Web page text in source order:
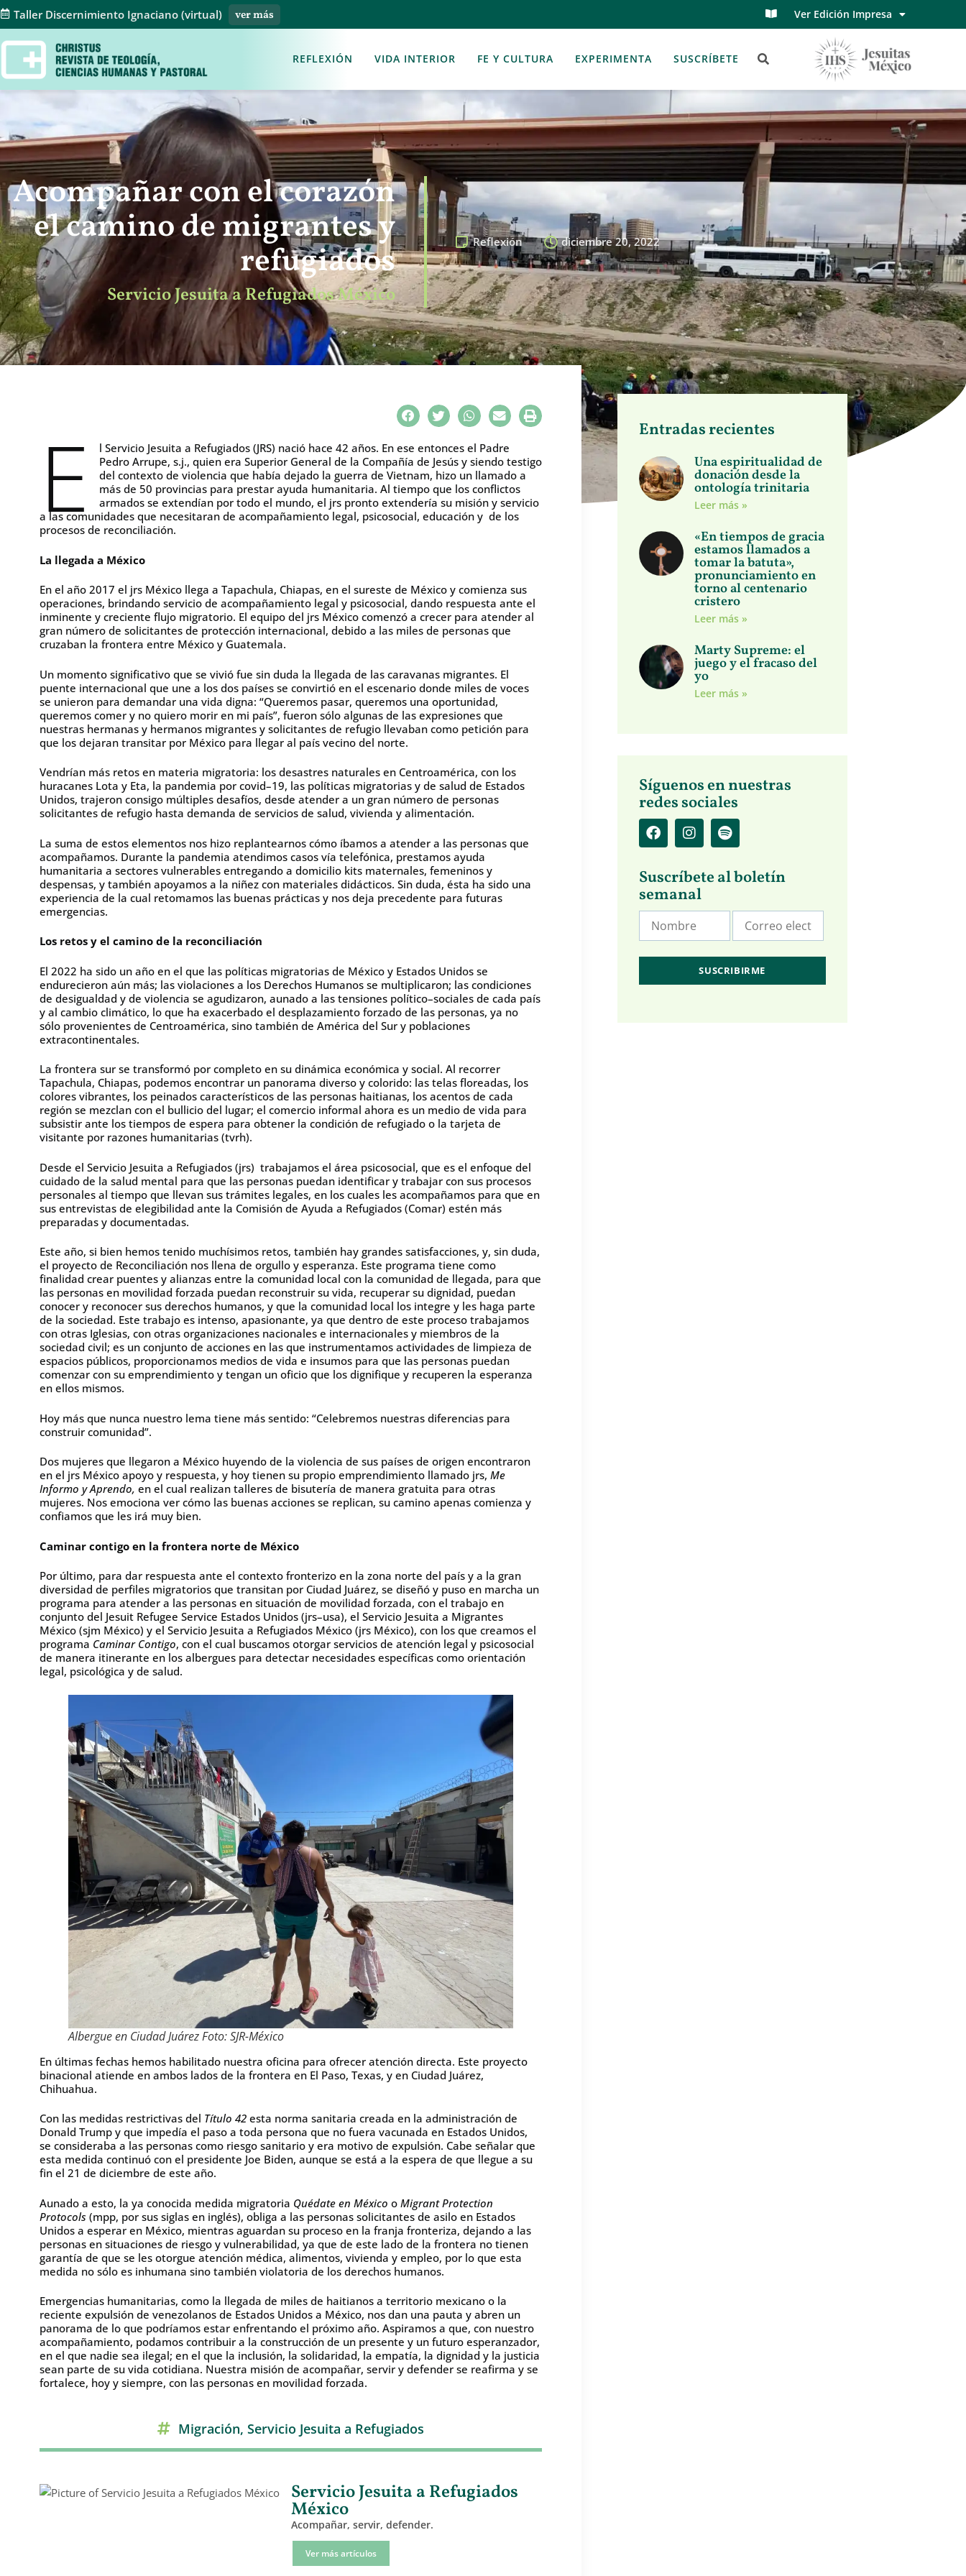
Taller Discernimiento Ignaciano (virtual) ver más Ver Edición Impresa
REFLEXIÓN VIDA INTERIOR FE Y CULTURA EXPERIMENTA SUSCRÍBETE
Acompañar con el corazón
el camino de migrantes y
refugiados
Servicio Jesuita a Refugiados México
Reflexión diciembre 20, 2022
E
l Servicio Jesuita a Refugiados (JRS) nació hace 42 años. En ese entonces el Padre
Pedro Arrupe, s.j., quien era Superior General de la Compañía de Jesús y siendo testigo
del contexto de violencia que había dejado la guerra de Vietnam, hizo un llamado a
más de 50 provincias para prestar ayuda humanitaria. Al tiempo que los conflictos
armados se extendían por todo el mundo, el jrs pronto extendería su misión y servicio
a las comunidades que necesitaran de acompañamiento legal, psicosocial, educación y de los
procesos de reconciliación.
La llegada a México
En el año 2017 el jrs México llega a Tapachula, Chiapas, en el sureste de México y comienza sus
operaciones, brindando servicio de acompañamiento legal y psicosocial, dando respuesta ante el
inminente y creciente flujo migratorio. El equipo del jrs México comenzó a crecer para atender al
gran número de solicitantes de protección internacional, debido a las miles de personas que
cruzaban la frontera entre México y Guatemala.
Un momento significativo que se vivió fue sin duda la llegada de las caravanas migrantes. El
puente internacional que une a los dos países se convirtió en el escenario donde miles de voces
se unieron para demandar una vida digna: “Queremos pasar, queremos una oportunidad,
queremos comer y no quiero morir en mi país”, fueron sólo algunas de las expresiones que
nuestras hermanas y hermanos migrantes y solicitantes de refugio llevaban como petición para
que los dejaran transitar por México para llegar al país vecino del norte.
Vendrían más retos en materia migratoria: los desastres naturales en Centroamérica, con los
huracanes Lota y Eta, la pandemia por covid–19, las políticas migratorias y de salud de Estados
Unidos, trajeron consigo múltiples desafíos, desde atender a un gran número de personas
solicitantes de refugio hasta demanda de servicios de salud, vivienda y alimentación.
La suma de estos elementos nos hizo replantearnos cómo íbamos a atender a las personas que
acompañamos. Durante la pandemia atendimos casos vía telefónica, prestamos ayuda
humanitaria a sectores vulnerables entregando a domicilio kits maternales, femeninos y
despensas, y también apoyamos a la niñez con materiales didácticos. Sin duda, ésta ha sido una
experiencia de la cual retomamos las buenas prácticas y nos deja precedente para futuras
emergencias.
Los retos y el camino de la reconciliación
El 2022 ha sido un año en el que las políticas migratorias de México y Estados Unidos se
endurecieron aún más; las violaciones a los Derechos Humanos se multiplicaron; las condiciones
de desigualdad y de violencia se agudizaron, aunado a las tensiones político–sociales de cada país
y al cambio climático, lo que ha exacerbado el desplazamiento forzado de las personas, ya no
sólo provenientes de Centroamérica, sino también de América del Sur y poblaciones
extracontinentales.
La frontera sur se transformó por completo en su dinámica económica y social. Al recorrer
Tapachula, Chiapas, podemos encontrar un panorama diverso y colorido: las telas floreadas, los
colores vibrantes, los peinados característicos de las personas haitianas, los acentos de cada
región se mezclan con el bullicio del lugar; el comercio informal ahora es un medio de vida para
subsistir ante los tiempos de espera para obtener la condición de refugiado o la tarjeta de
visitante por razones humanitarias (tvrh).
Desde el Servicio Jesuita a Refugiados (jrs) trabajamos el área psicosocial, que es el enfoque del
cuidado de la salud mental para que las personas puedan identificar y trabajar con sus procesos
personales al tiempo que llevan sus trámites legales, en los cuales les acompañamos para que en
sus entrevistas de elegibilidad ante la Comisión de Ayuda a Refugiados (Comar) estén más
preparadas y documentadas.
Este año, si bien hemos tenido muchísimos retos, también hay grandes satisfacciones, y, sin duda,
el proyecto de Reconciliación nos llena de orgullo y esperanza. Este programa tiene como
finalidad crear puentes y alianzas entre la comunidad local con la comunidad de llegada, para que
las personas en movilidad forzada puedan reconstruir su vida, recuperar su dignidad, puedan
conocer y reconocer sus derechos humanos, y que la comunidad local los integre y les haga parte
de la sociedad. Este trabajo es intenso, apasionante, ya que dentro de este proceso trabajamos
con otras Iglesias, con otras organizaciones nacionales e internacionales y miembros de la
sociedad civil; es un conjunto de acciones en las que instrumentamos actividades de limpieza de
espacios públicos, proporcionamos medios de vida e insumos para que las personas puedan
comenzar con su emprendimiento y tengan un oficio que los dignifique y recuperen la esperanza
en ellos mismos.
Hoy más que nunca nuestro lema tiene más sentido: “Celebremos nuestras diferencias para
construir comunidad”.
Dos mujeres que llegaron a México huyendo de la violencia de sus países de origen encontraron
en el jrs México apoyo y respuesta, y hoy tienen su propio emprendimiento llamado jrs, Me
Informo y Aprendo, en el cual realizan talleres de bisutería de manera gratuita para otras
mujeres. Nos emociona ver cómo las buenas acciones se replican, su camino apenas comienza y
confiamos que les irá muy bien.
Caminar contigo en la frontera norte de México
Por último, para dar respuesta ante el contexto fronterizo en la zona norte del país y a la gran
diversidad de perfiles migratorios que transitan por Ciudad Juárez, se diseñó y puso en marcha un
programa para atender a las personas en situación de movilidad forzada, con el trabajo en
conjunto del Jesuit Refugee Service Estados Unidos (jrs–usa), el Servicio Jesuita a Migrantes
México (sjm México) y el Servicio Jesuita a Refugiados México (jrs México), con los que creamos el
programa Caminar Contigo, con el cual buscamos otorgar servicios de atención legal y psicosocial
de manera itinerante en los albergues para detectar necesidades específicas como orientación
legal, psicológica y de salud.
Albergue en Ciudad Juárez Foto: SJR-México
En últimas fechas hemos habilitado nuestra oficina para ofrecer atención directa. Este proyecto
binacional atiende en ambos lados de la frontera en El Paso, Texas, y en Ciudad Juárez,
Chihuahua.
Con las medidas restrictivas del Título 42 esta norma sanitaria creada en la administración de
Donald Trump y que impedía el paso a toda persona que no fuera vacunada en Estados Unidos,
se consideraba a las personas como riesgo sanitario y era motivo de expulsión. Cabe señalar que
esta medida continuó con el presidente Joe Biden, aunque se está a la espera de que llegue a su
fin el 21 de diciembre de este año.
Aunado a esto, la ya conocida medida migratoria Quédate en México o Migrant Protection
Protocols (mpp, por sus siglas en inglés), obliga a las personas solicitantes de asilo en Estados
Unidos a esperar en México, mientras aguardan su proceso en la franja fronteriza, dejando a las
personas en situaciones de riesgo y vulnerabilidad, ya que de este lado de la frontera no tienen
garantía de que se les otorgue atención médica, alimentos, vivienda y empleo, por lo que esta
medida no sólo es inhumana sino también violatoria de los derechos humanos.
Emergencias humanitarias, como la llegada de miles de haitianos a territorio mexicano o la
reciente expulsión de venezolanos de Estados Unidos a México, nos dan una pauta y abren un
panorama de lo que podríamos estar enfrentando el próximo año. Aspiramos a que, con nuestro
acompañamiento, podamos contribuir a la construcción de un presente y un futuro esperanzador,
en el que nadie sea ilegal; en el que la inclusión, la solidaridad, la empatía, la dignidad y la justicia
sean parte de su vida cotidiana. Nuestra misión de acompañar, servir y defender se reafirma y se
fortalece, hoy y siempre, con las personas en movilidad forzada.
Migración,Servicio Jesuita a Refugiados
Servicio Jesuita a Refugiados
México
Acompañar, servir, defender.
Ver más artículos
Entradas recientes
Una espiritualidad de
donación desde la
ontología trinitaria
Leer más »
«En tiempos de gracia
estamos llamados a
tomar la batuta»,
pronunciamiento en
torno al centenario
cristero
Leer más »
Marty Supreme: el
juego y el fracaso del
yo
Leer más »
Síguenos en nuestras
redes sociales
Suscríbete al boletín
semanal